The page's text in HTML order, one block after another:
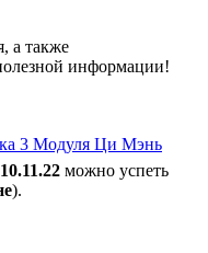
а также
информации!
3 Модуля Ци Мэнь
можно успеть
).